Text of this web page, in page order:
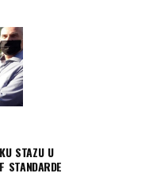
STAZU U
STANDARDE